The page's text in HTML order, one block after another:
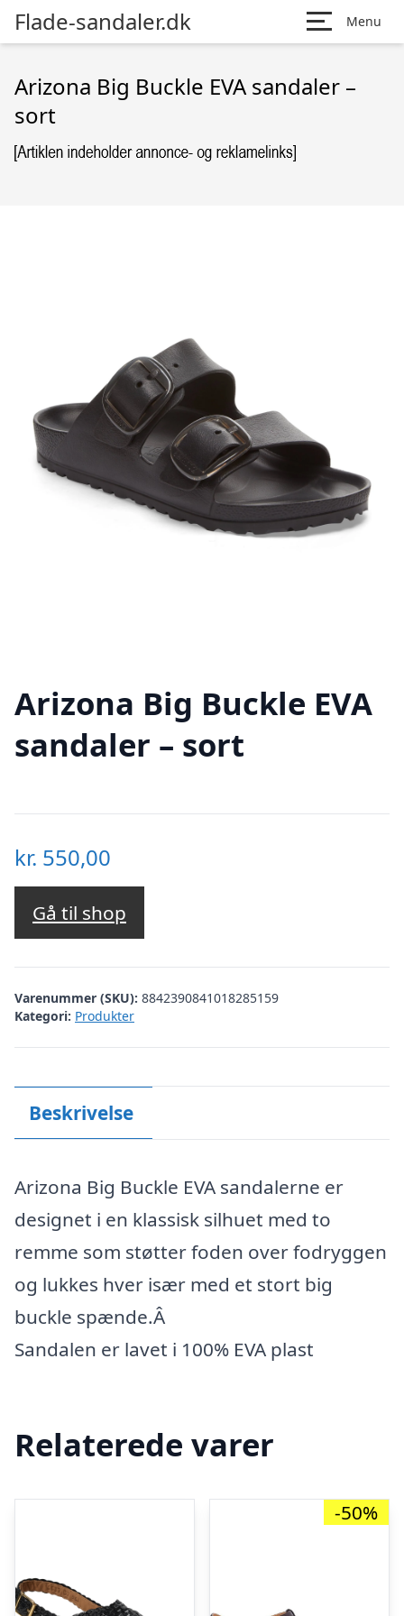
Flade-sandaler.dk Menu
Arizona Big Buckle EVA sandaler –
sort
Arizona Big Buckle EVA
sandaler – sort
kr. 550,00
Gå til shop
Varenummer (SKU): 8842390841018285159
Kategori: Produkter
Beskrivelse
Arizona Big Buckle EVA sandalerne er
designet i en klassisk silhuet med to
remme som støtter foden over fodryggen
og lukkes hver især med et stort big
buckle spænde.Â
Sandalen er lavet i 100% EVA plast
Relaterede varer
-50%